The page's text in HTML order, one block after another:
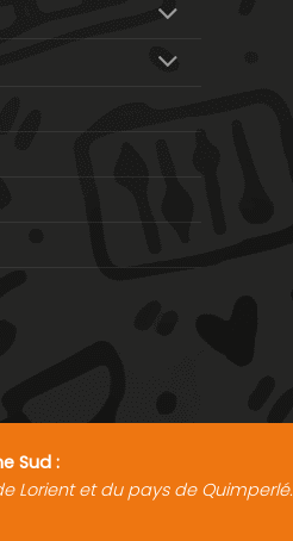
Sud :
Lorient et du pays de Quimperlé.